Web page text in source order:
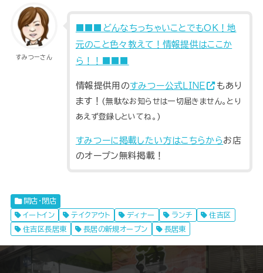
すみつーさん
■■■どんなちっちゃいことでもOK！地
元のこと色々教えて！情報提供はここか
ら！！■■■
情報提供用のすみつー公式ＬＩＮＥ
もあり
ます！ (無駄なお知らせは一切届きません。とり
あえず登録しといてね。)
すみつーに掲載したい方はこちらから お店
のオープン無料掲載！
開店・閉店
イートイン
テイクアウト ディナー ランチ
住吉区
住吉区長居東
長居の新規オープン 長居東